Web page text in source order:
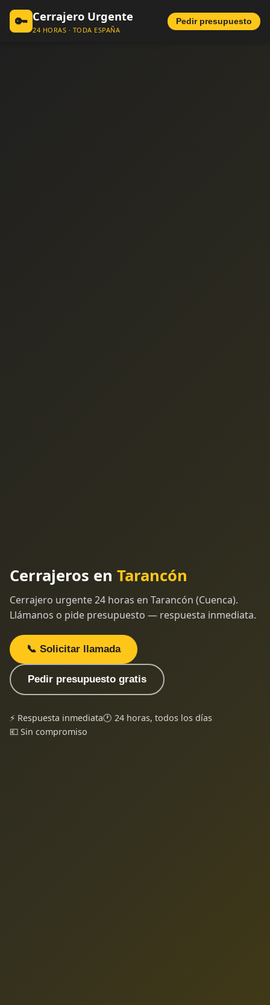
🔑 Cerrajero Urgente
24 HORAS · TODA ESPAÑA
Pedir presupuesto
Cerrajeros en Tarancón
Cerrajero urgente 24 horas en Tarancón (Cuenca).
Llámanos o pide presupuesto — respuesta inmediata.
📞 Solicitar llamada
Pedir presupuesto gratis
⚡ Respuesta inmediata🕐 24 horas, todos los días
💶 Sin compromiso